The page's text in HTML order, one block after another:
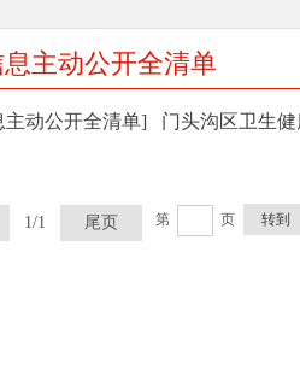
主动公开全清单
主动公开全清单] 门头沟区卫生
1/1 尾页 第 页 转到